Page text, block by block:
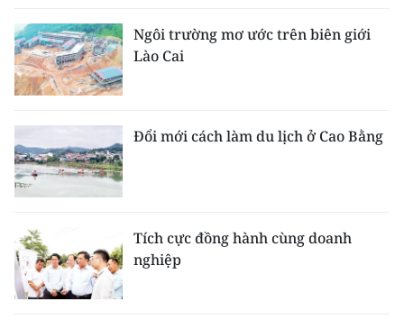
Ngôi trường mơ ước trên biên giới
Lào Cai
Đổi mới cách làm du lịch ở Cao Bằng
Tích cực đồng hành cùng doanh
nghiệp